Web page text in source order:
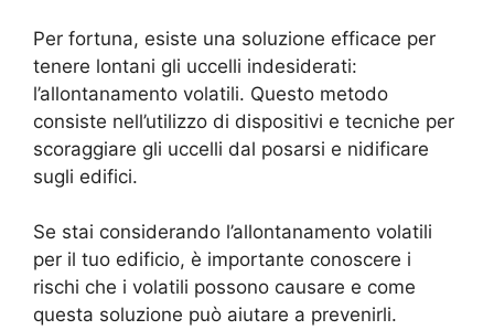
Per fortuna, esiste una soluzione efficace per
tenere lontani gli uccelli indesiderati:
l’allontanamento volatili. Questo metodo
consiste nell’utilizzo di dispositivi e tecniche per
scoraggiare gli uccelli dal posarsi e nidificare
sugli edifici.
Se stai considerando l’allontanamento volatili
per il tuo edificio, è importante conoscere i
rischi che i volatili possono causare e come
questa soluzione può aiutare a prevenirli.